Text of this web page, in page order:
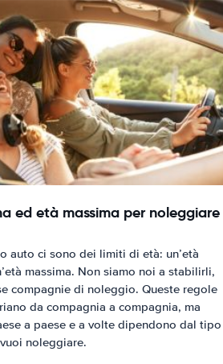
ed età massima per noleggiare
auto ci sono dei limiti di età: un’età
massima. Non siamo noi a stabilirli,
compagnie di noleggio. Queste regole
da compagnia a compagnia, ma
a paese e a volte dipendono dal tipo
noleggiare.